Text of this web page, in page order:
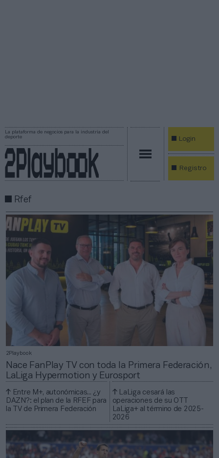
La plataforma de negocios para la industria del
deporte
Login
Registro
Rfef
2Playbook
Nace FanPlay TV con toda la Primera Federación,
LaLiga Hypermotion y Eurosport
Entre M+, autonómicas... ¿y
DAZN?: el plan de la RFEF para
la TV de Primera Federación
LaLiga cesará las
operaciones de su OTT
LaLiga+ al término de 2025-
2026